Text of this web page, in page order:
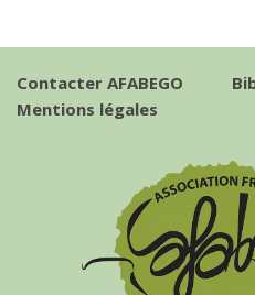
Contacter AFABEGO
Mentions légales